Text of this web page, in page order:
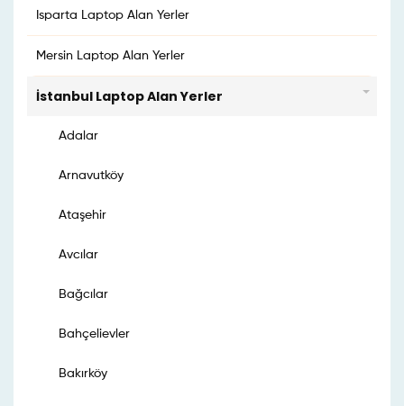
Isparta Laptop Alan Yerler
Mersin Laptop Alan Yerler
İstanbul Laptop Alan Yerler
Adalar
Arnavutköy
Ataşehir
Avcılar
Bağcılar
Bahçelievler
Bakırköy